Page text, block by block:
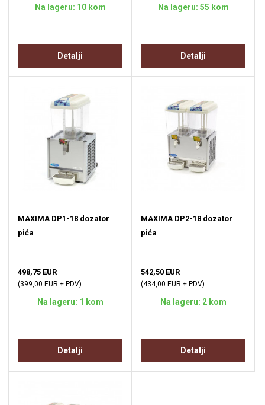
Na lageru: 10 kom
Detalji
Na lageru: 55 kom
Detalji
MAXIMA DP1-18 dozator
pića
498,75 EUR
(399,00 EUR + PDV)
Na lageru: 1 kom
Detalji
MAXIMA DP2-18 dozator
pića
542,50 EUR
(434,00 EUR + PDV)
Na lageru: 2 kom
Detalji